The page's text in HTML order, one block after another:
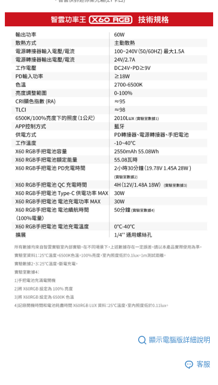
顯示電腦版詳細說明
客服